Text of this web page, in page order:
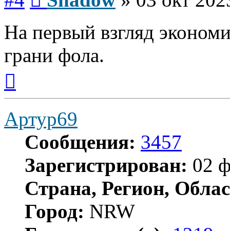
На первый взгляд
грани фола.
началу
Артур69
Сообщения: 3457
Зарегистрирован: 02
Страна, Регион,
Город: NRW